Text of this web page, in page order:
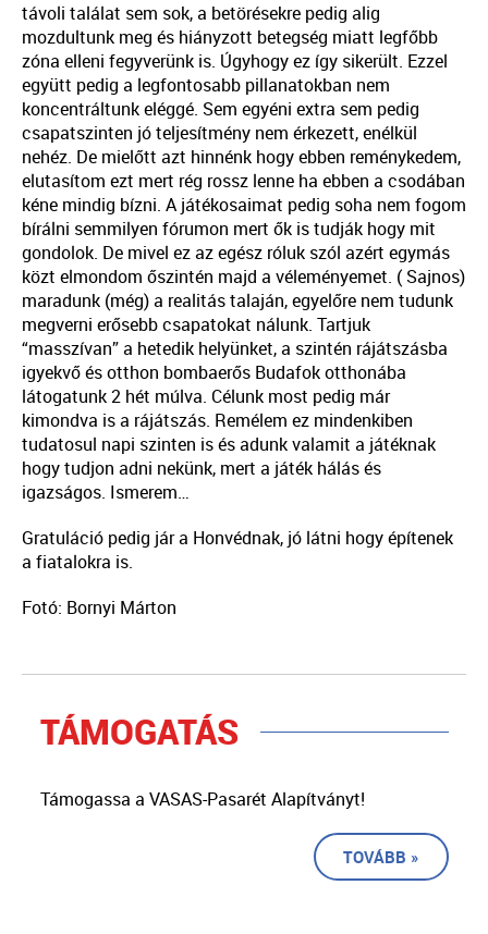
távoli találat sem sok, a betörésekre pedig alig
mozdultunk meg és hiányzott betegség miatt legfőbb
zóna elleni fegyverünk is. Úgyhogy ez így sikerült. Ezzel
együtt pedig a legfontosabb pillanatokban nem
koncentráltunk eléggé. Sem egyéni extra sem pedig
csapatszinten jó teljesítmény nem érkezett, enélkül
nehéz. De mielőtt azt hinnénk hogy ebben reménykedem,
elutasítom ezt mert rég rossz lenne ha ebben a csodában
kéne mindig bízni. A játékosaimat pedig soha nem fogom
bírálni semmilyen fórumon mert ők is tudják hogy mit
gondolok. De mivel ez az egész róluk szól azért egymás
közt elmondom őszintén majd a véleményemet. ( Sajnos)
maradunk (még) a realitás talaján, egyelőre nem tudunk
megverni erősebb csapatokat nálunk. Tartjuk
“masszívan” a hetedik helyünket, a szintén rájátszásba
igyekvő és otthon bombaerős Budafok otthonába
látogatunk 2 hét múlva. Célunk most pedig már
kimondva is a rájátszás. Remélem ez mindenkiben
tudatosul napi szinten is és adunk valamit a játéknak
hogy tudjon adni nekünk, mert a játék hálás és
igazságos. Ismerem…
Gratuláció pedig jár a Honvédnak, jó látni hogy építenek
a fiatalokra is.
Fotó: Bornyi Márton
TÁMOGATÁS
Támogassa a VASAS-Pasarét Alapítványt!
TOVÁBB »